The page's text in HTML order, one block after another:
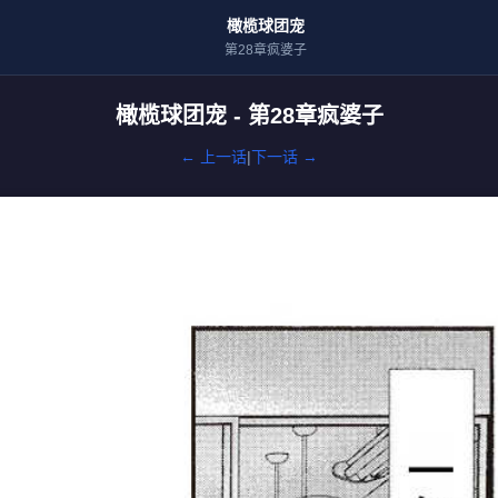
橄榄球团宠
第28章疯婆子
橄榄球团宠 - 第28章疯婆子
← 上一话|下一话 →